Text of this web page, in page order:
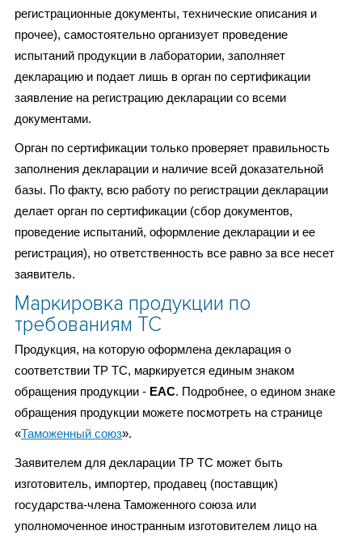
регистрационные документы, технические описания и
прочее), самостоятельно организует проведение
испытаний продукции в лаборатории, заполняет
декларацию и подает лишь в орган по сертификации
заявление на регистрацию декларации со всеми
документами.
Орган по сертификации только проверяет правильность
заполнения декларации и наличие всей доказательной
базы. По факту, всю работу по регистрации декларации
делает орган по сертификации (сбор документов,
проведение испытаний, оформление декларации и ее
регистрация), но ответственность все равно за все несет
заявитель.
Маркировка продукции по
требованиям ТС
Продукция, на которую оформлена декларация о
соответствии ТР ТС, маркируется единым знаком
обращения продукции - ЕАС. Подробнее, о едином знаке
обращения продукции можете посмотреть на странице
«Таможенный союз».
Заявителем для декларации ТР ТС может быть
изготовитель, импортер, продавец (поставщик)
государства-члена Таможенного союза или
уполномоченное иностранным изготовителем лицо на